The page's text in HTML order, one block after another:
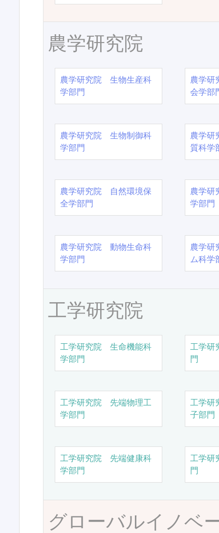
農学研究院
農学研究院 生物生産科
学部門
農学
会学部
農学研究院 生物制御科
学部門
農学
質科学
農学研究院 自然環境保
全学部門
農学
学部門
農学研究院 動物生命科
学部門
農学
ム科学
工学研究院
工学研究院 生命機能科
学部門
工学研
門
工学研究院 先端物理工
学部門
工学研
子部門
工学研究院 先端健康科
学部門
工学研
門
グローバルイノベ